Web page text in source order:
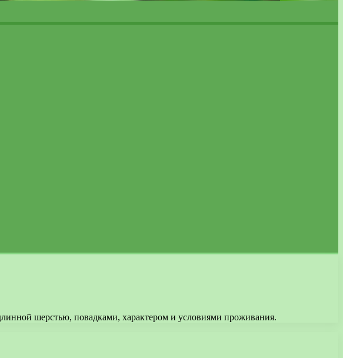
шерстью, повадками, характером и условиями проживания.